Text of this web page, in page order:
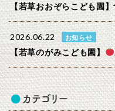
【若草おおぞらこども園
2026.06.22 お知らせ
【若草のがみこども園】
カテゴリー